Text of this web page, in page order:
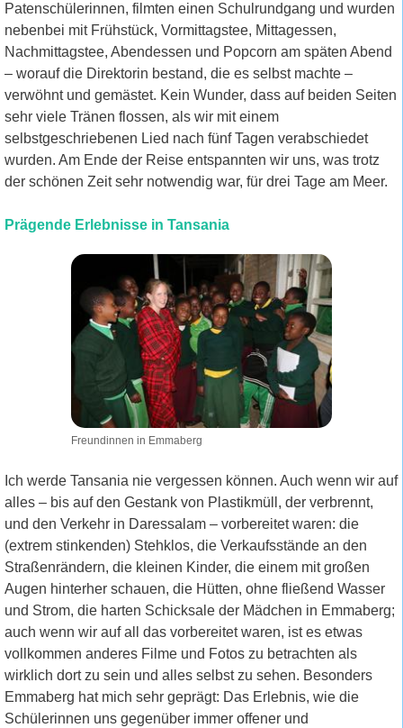
Patenschülerinnen, filmten einen Schulrundgang und wurden
nebenbei mit Frühstück, Vormittagstee, Mittagessen,
Nachmittagstee, Abendessen und Popcorn am späten Abend
– worauf die Direktorin bestand, die es selbst machte –
verwöhnt und gemästet. Kein Wunder, dass auf beiden Seiten
sehr viele Tränen flossen, als wir mit einem
selbstgeschriebenen Lied nach fünf Tagen verabschiedet
wurden. Am Ende der Reise entspannten wir uns, was trotz
der schönen Zeit sehr notwendig war, für drei Tage am Meer.
Prägende Erlebnisse in Tansania
Freundinnen in Emmaberg
Ich werde Tansania nie vergessen können. Auch wenn wir auf
alles – bis auf den Gestank von Plastikmüll, der verbrennt,
und den Verkehr in Daressalam – vorbereitet waren: die
(extrem stinkenden) Stehklos, die Verkaufsstände an den
Straßenrändern, die kleinen Kinder, die einem mit großen
Augen hinterher schauen, die Hütten, ohne fließend Wasser
und Strom, die harten Schicksale der Mädchen in Emmaberg;
auch wenn wir auf all das vorbereitet waren, ist es etwas
vollkommen anderes Filme und Fotos zu betrachten als
wirklich dort zu sein und alles selbst zu sehen. Besonders
Emmaberg hat mich sehr geprägt: Das Erlebnis, wie die
Schülerinnen uns gegenüber immer offener und